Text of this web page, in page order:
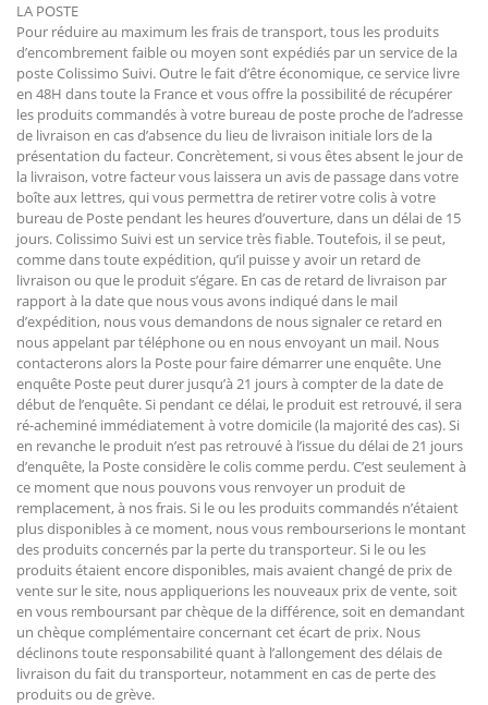
LA POSTE
Pour réduire au maximum les frais de transport, tous les produits
d’encombrement faible ou moyen sont expédiés par un service de la
poste Colissimo Suivi. Outre le fait d’être économique, ce service livre
en 48H dans toute la France et vous offre la possibilité de récupérer
les produits commandés à votre bureau de poste proche de l’adresse
de livraison en cas d’absence du lieu de livraison initiale lors de la
présentation du facteur. Concrètement, si vous êtes absent le jour de
la livraison, votre facteur vous laissera un avis de passage dans votre
boîte aux lettres, qui vous permettra de retirer votre colis à votre
bureau de Poste pendant les heures d’ouverture, dans un délai de 15
jours. Colissimo Suivi est un service très fiable. Toutefois, il se peut,
comme dans toute expédition, qu’il puisse y avoir un retard de
livraison ou que le produit s’égare. En cas de retard de livraison par
rapport à la date que nous vous avons indiqué dans le mail
d’expédition, nous vous demandons de nous signaler ce retard en
nous appelant par téléphone ou en nous envoyant un mail. Nous
contacterons alors la Poste pour faire démarrer une enquête. Une
enquête Poste peut durer jusqu’à 21 jours à compter de la date de
début de l’enquête. Si pendant ce délai, le produit est retrouvé, il sera
ré-acheminé immédiatement à votre domicile (la majorité des cas). Si
en revanche le produit n’est pas retrouvé à l’issue du délai de 21 jours
d’enquête, la Poste considère le colis comme perdu. C’est seulement à
ce moment que nous pouvons vous renvoyer un produit de
remplacement, à nos frais. Si le ou les produits commandés n’étaient
plus disponibles à ce moment, nous vous rembourserions le montant
des produits concernés par la perte du transporteur. Si le ou les
produits étaient encore disponibles, mais avaient changé de prix de
vente sur le site, nous appliquerions les nouveaux prix de vente, soit
en vous remboursant par chèque de la différence, soit en demandant
un chèque complémentaire concernant cet écart de prix. Nous
déclinons toute responsabilité quant à l’allongement des délais de
livraison du fait du transporteur, notamment en cas de perte des
produits ou de grève.